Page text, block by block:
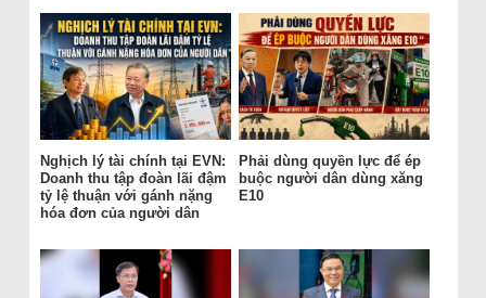
Nghịch lý tài chính tại EVN:
Doanh thu tập đoàn lãi đậm
tỷ lệ thuận với gánh nặng
hóa đơn của người dân
Phải dùng quyền lực để ép
buộc người dân dùng xăng
E10